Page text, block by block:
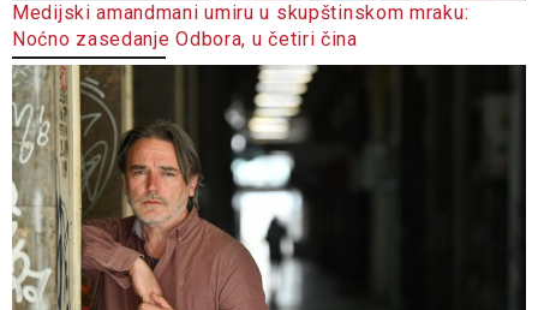
Medijski amandmani umiru u skupštinskom mraku:
Noćno zasedanje Odbora, u četiri čina